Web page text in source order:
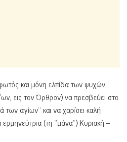
και μόνη ελπίδα των ψυχών
εις τον Όρθρον) να πρεσβεύει στο
των αγίων’’ και να χαρίσει καλή
(τη ‘’μάνα’’) Κυριακή –